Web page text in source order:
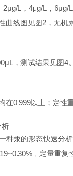
L，4μg/L，
曲线图见图2，无
，测试结果见图
在0.999以上；定性
析
种汞的形态快速分
，定量重